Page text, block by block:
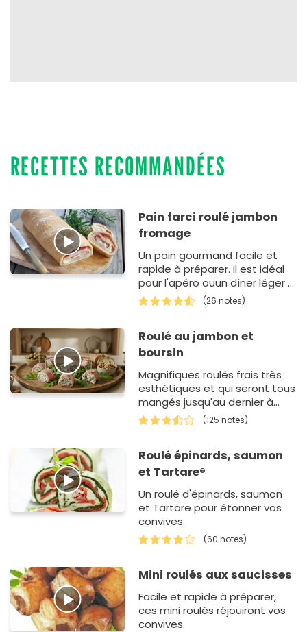
RECETTES RECOMMANDÉES
Pain farci roulé jambon
fromage
Un pain gourmand facile et
rapide à préparer. Il est idéal
pour l'apéro ouun dîner léger à
accompagner d'une salade…
(26 notes)
Roulé au jambon et
boursin
Magnifiques roulés frais très
esthétiques et qui seront tous
mangés jusqu'au dernier à
coup sur.
(125 notes)
Roulé épinards, saumon
et Tartare®
Un roulé d'épinards, saumon
et Tartare pour étonner vos
convives.
(60 notes)
Mini roulés aux saucisses
Facile et rapide à préparer,
ces mini roulés réjouiront vos
convives.